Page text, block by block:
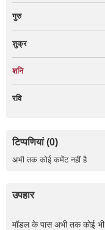
गुरु
शुक्र
शनि
रवि
टिप्पणियां (0)
अभी तक कोई कमेंट नहीं है
उपहार
मॉडल के पास अभी तक कोई